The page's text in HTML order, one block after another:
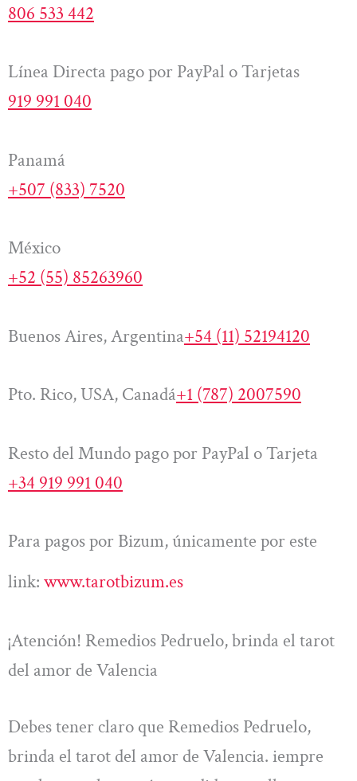
806 533 442
Línea Directa pago por PayPal o Tarjetas
919 991 040
Panamá
+507 (833) 7520
México
+52 (55) 85263960
Buenos Aires, Argentina+54 (11) 52194120
Pto. Rico, USA, Canadá+1 (787) 2007590
Resto del Mundo pago por PayPal o Tarjeta
+34 919 991 040
Para pagos por Bizum, únicamente por este
link: www.tarotbizum.es
¡Atención! Remedios Pedruelo, brinda el tarot
del amor de Valencia
Debes tener claro que Remedios Pedruelo,
brinda el tarot del amor de Valencia. iempre